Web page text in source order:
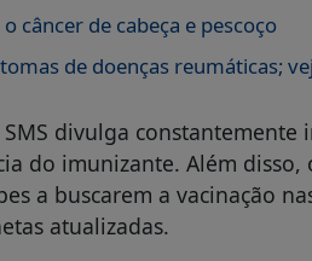
câncer de cabeça e pescoço
de doenças reumáticas;
divulga constantemente
do imunizante. Além
a buscarem a vacinação
atualizadas.